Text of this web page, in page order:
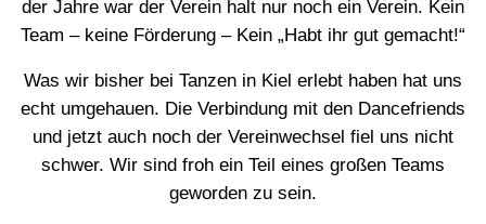
der Jahre war der Verein halt nur noch ein Verein. Kein
Team – keine Förderung – Kein „Habt ihr gut gemacht!“
Was wir bisher bei Tanzen in Kiel erlebt haben hat uns
echt umgehauen. Die Verbindung mit den Dancefriends
und jetzt auch noch der Vereinwechsel fiel uns nicht
schwer. Wir sind froh ein Teil eines großen Teams
geworden zu sein.